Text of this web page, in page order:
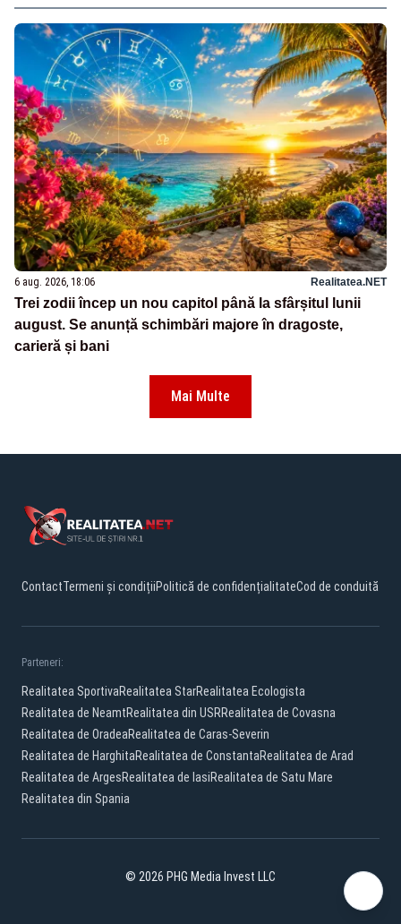
6 aug. 2026, 18:06 Realitatea.NET
Trei zodii încep un nou capitol până la sfârșitul lunii
august. Se anunță schimbări majore în dragoste,
carieră și bani
Mai Multe
ContactTermeni și condițiiPolitică de confidențialitateCod de conduită
Parteneri:
Realitatea SportivaRealitatea StarRealitatea Ecologista
Realitatea de NeamtRealitatea din USRRealitatea de Covasna
Realitatea de OradeaRealitatea de Caras-Severin
Realitatea de HarghitaRealitatea de ConstantaRealitatea de Arad
Realitatea de ArgesRealitatea de IasiRealitatea de Satu Mare
Realitatea din Spania
© 2026 PHG Media Invest LLC